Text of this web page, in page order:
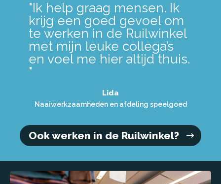
"Ik help graag mensen. Ik
krijg een goed gevoel om
te werken in de Ruilwinkel
met mijn leuke collega’s
en voel me hier altijd thuis.
"
Lida
Naaiwerkzaamheden en afdeling speelgoed
Ook werken in de Ruilwinkel?